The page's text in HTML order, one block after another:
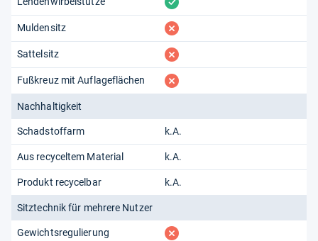
Muldensitz fehlt
Sattelsitz fehlt
Fußkreuz mit Auflageflächen fehlt
Nachhaltigkeit
Schadstoffarm k.A.
Aus recyceltem Material k.A.
Produkt recycelbar k.A.
Sitztechnik für mehrere Nutzer
Gewichtsregulierung fehlt